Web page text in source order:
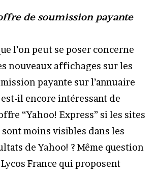
de soumission payante
l’on peut se poser concerne
nouveaux affichages sur les
payante sur l’annuaire
il encore intéressant de
“Yahoo! Express” si les sites
sont moins visibles dans les
de Yahoo! ? Même question
France qui proposent